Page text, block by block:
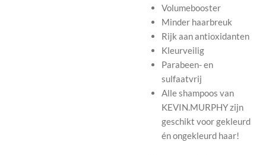
Volumebooster
Minder haarbreuk
Rijk aan antioxidanten
Kleurveilig
Parabeen- en
sulfaatvrij
Alle shampoos van
KEVIN.MURPHY zijn
geschikt voor gekleurd
én ongekleurd haar!